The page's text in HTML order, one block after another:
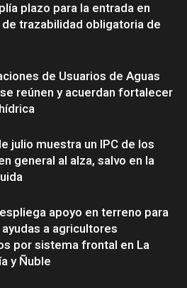
plazo para la entrada en
trazabilidad obligatoria de
de Usuarios de Aguas
reúnen y acuerdan fortalecer
julio muestra un IPC de los
general al alza, salvo en la
apoyo en terreno para
a agricultores
por sistema frontal en La
y Ñuble